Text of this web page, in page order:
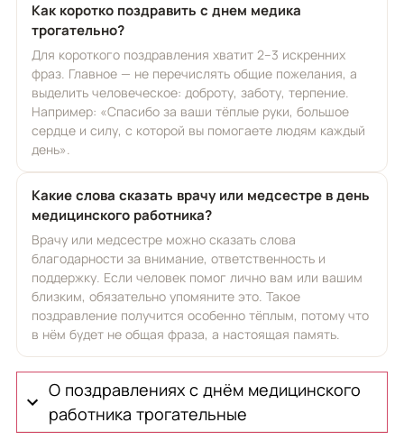
Как коротко поздравить с днем медика
трогательно?
Для короткого поздравления хватит 2–3 искренних
фраз. Главное — не перечислять общие пожелания, а
выделить человеческое: доброту, заботу, терпение.
Например: «Спасибо за ваши тёплые руки, большое
сердце и силу, с которой вы помогаете людям каждый
день».
Какие слова сказать врачу или медсестре в день
медицинского работника?
Врачу или медсестре можно сказать слова
благодарности за внимание, ответственность и
поддержку. Если человек помог лично вам или вашим
близким, обязательно упомяните это. Такое
поздравление получится особенно тёплым, потому что
в нём будет не общая фраза, а настоящая память.
О поздравлениях с днём медицинского
работника трогательные